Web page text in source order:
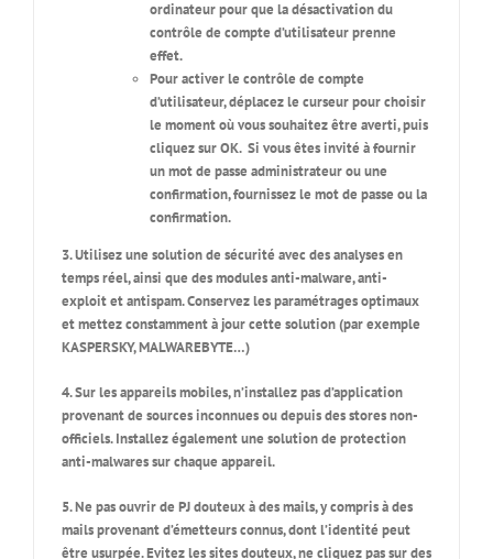
ordinateur pour que la désactivation du
contrôle de compte d’utilisateur prenne
effet.
Pour activer le contrôle de compte
d’utilisateur, déplacez le curseur pour choisir
le moment où vous souhaitez être averti, puis
cliquez surOK. Si vous êtes invité à fournir
un mot de passe administrateur ou une
confirmation, fournissez le mot de passe ou la
confirmation.
3. Utilisez une solution de sécurité avec des analyses en
temps réel, ainsi que des modules anti-malware, anti-
exploit et antispam. Conservez les paramétrages optimaux
et mettez constamment à jour cette solution (par exemple
KASPERSKY, MALWAREBYTE…)
4. Sur les appareils mobiles, n’installez pas d’application
provenant de sources inconnues ou depuis des stores non-
officiels. Installez également une solution de protection
anti-malwares sur chaque appareil.
5. Ne pas ouvrir de PJ douteux à des mails,y compris à des
mails provenant d’émetteurs connus, dont l’identité peut
être usurpée.Evitez les sites douteux, ne cliquez pas sur des